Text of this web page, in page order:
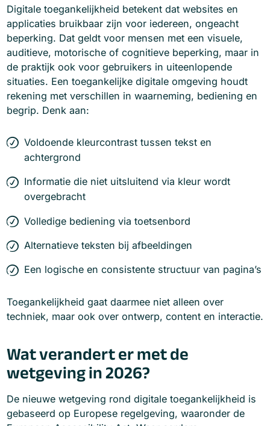
Digitale toegankelijkheid betekent dat websites en
applicaties bruikbaar zijn voor iedereen, ongeacht
beperking. Dat geldt voor mensen met een visuele,
auditieve, motorische of cognitieve beperking, maar in
de praktijk ook voor gebruikers in uiteenlopende
situaties. Een toegankelijke digitale omgeving houdt
rekening met verschillen in waarneming, bediening en
begrip. Denk aan:
Voldoende kleurcontrast tussen tekst en
achtergrond
Informatie die niet uitsluitend via kleur wordt
overgebracht
Volledige bediening via toetsenbord
Alternatieve teksten bij afbeeldingen
Een logische en consistente structuur van pagina’s
Toegankelijkheid gaat daarmee niet alleen over
techniek, maar ook over ontwerp, content en interactie.
Wat verandert er met de
wetgeving in 2026?
De nieuwe wetgeving rond digitale toegankelijkheid is
gebaseerd op Europese regelgeving, waaronder de